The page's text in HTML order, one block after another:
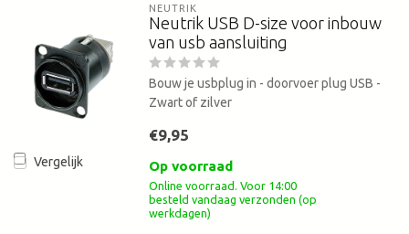
Vergelijk
NEUTRIK
Neutrik USB D-size voor inbouw
van usb aansluiting
Bouw je usbplug in - doorvoer plug USB -
Zwart of zilver
€9,95
Op voorraad
Online voorraad. Voor 14:00
besteld vandaag verzonden (op
werkdagen)